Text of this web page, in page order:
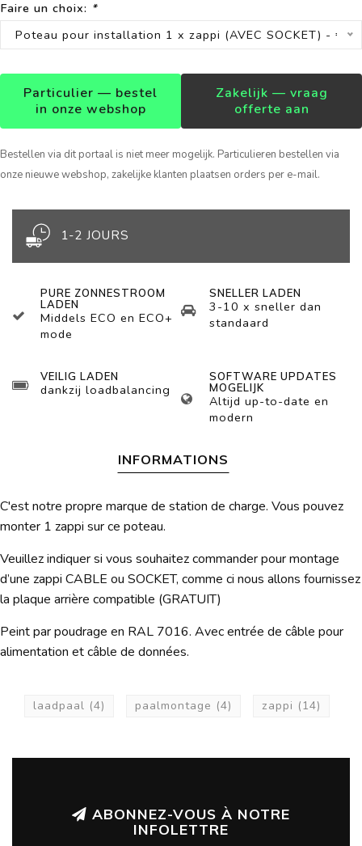
Faire un choix: *
Poteau pour installation 1 x zappi (AVEC SOCKET) -
Particulier — bestel
in onze webshop
Zakelijk — vraag
offerte aan
Bestellen via dit portaal is niet meer mogelijk. Particulieren bestellen via
onze nieuwe webshop, zakelijke klanten plaatsen orders per e-mail.
1-2 JOURS
PURE ZONNESTROOM
LADEN
Middels ECO en ECO+
mode
SNELLER LADEN
3-10 x sneller dan
standaard
VEILIG LADEN
dankzij loadbalancing
SOFTWARE UPDATES
MOGELIJK
Altijd up-to-date en
modern
INFORMATIONS
C'est notre propre marque de station de charge. Vous pouvez
monter 1 zappi sur ce poteau.
Veuillez indiquer si vous souhaitez commander pour montage
d’une zappi CABLE ou SOCKET, comme ci nous allons fournissez
la plaque arrière compatible (GRATUIT)
Peint par poudrage en RAL 7016. Avec entrée de câble pour
alimentation et câble de données.
laadpaal (4) paalmontage (4) zappi (14)
ABONNEZ-VOUS À NOTRE
INFOLETTRE